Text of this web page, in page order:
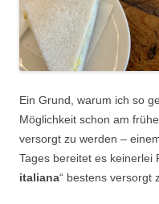
Ein Grund, warum ich so
Möglichkeit schon am
versorgt zu werden –
Tages bereitet es keinerlei
italiana“ bestens versorgt